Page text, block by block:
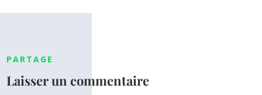
PARTAGE
Laisser un commentaire